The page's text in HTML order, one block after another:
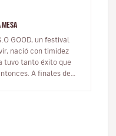
MESA
GOOD, un festival
nació con timidez
tuvo tanto éxito que
A finales de